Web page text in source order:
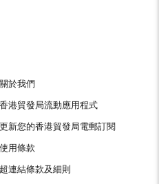
關於我們
香港貿發局流動應用程式
更新您的香港貿發局電郵訂閱
使用條款
超連結條款及細則